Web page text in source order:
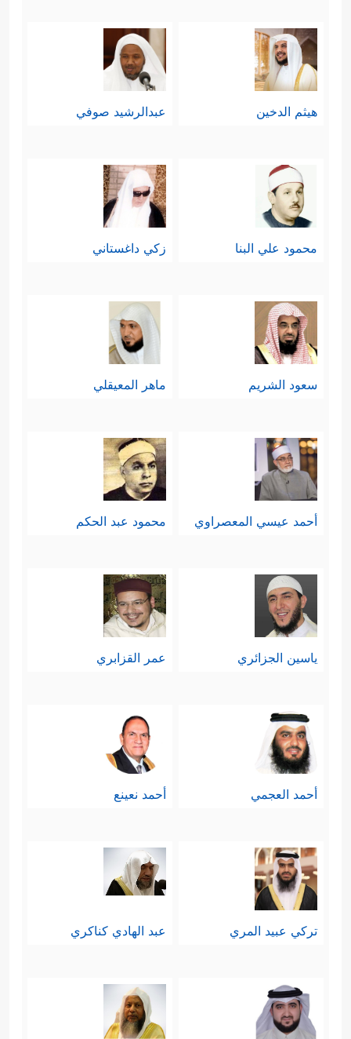
هيثم الدخين عبدالرشيد صوفي
محمود علي البنا زكي داغستاني
سعود الشريم ماهر المعيقلي
أحمد عيسي المعصراوي محمود عبد الحكم
ياسين الجزائري عمر القزابري
أحمد العجمي أحمد نعينع
تركي عبيد المري عبد الهادي كناكري